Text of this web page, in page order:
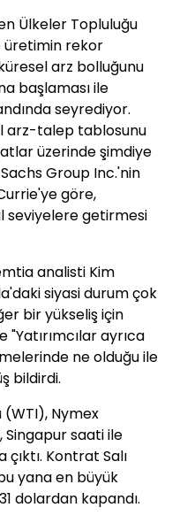
Ülkeler Topluluğu
üretimin rekor
arz bolluğunu
başlaması ile
seyrediyor.
arz-talep tablosunu
üzerinde şimdiye
Group Inc.'nin
göre,
seviyelere getirmesi
analisti Kim
siyasi durum çok
bir yükseliş için
ayrıca
ne olduğu ile
bildirdi.
Nymex
Singapur saati ile
çıktı. Kontrat Salı
yana en büyük
dolardan kapandı.